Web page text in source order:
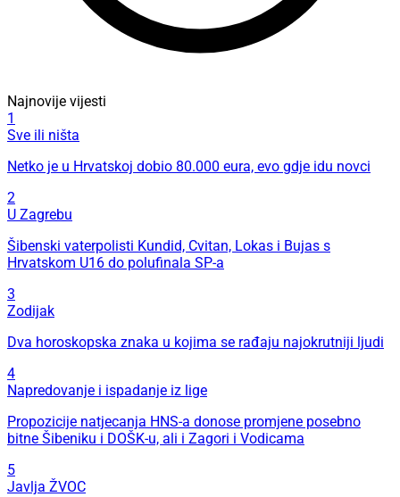
Najnovije vijesti
1
Sve ili ništa
Netko je u Hrvatskoj dobio 80.000 eura, evo gdje idu novci
2
U Zagrebu
Šibenski vaterpolisti Kundid, Cvitan, Lokas i Bujas s
Hrvatskom U16 do polufinala SP-a
3
Zodijak
Dva horoskopska znaka u kojima se rađaju najokrutniji ljudi
4
Napredovanje i ispadanje iz lige
Propozicije natjecanja HNS-a donose promjene posebno
bitne Šibeniku i DOŠK-u, ali i Zagori i Vodicama
5
Javlja ŽVOC